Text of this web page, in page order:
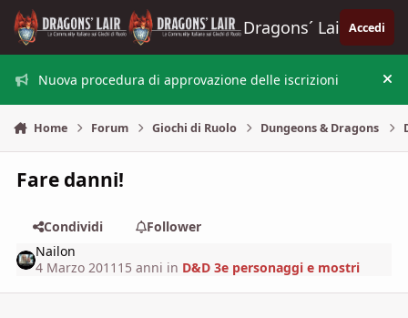
Vai al contenuto
Dragons´ Lair Accedi
Nuova procedura di approvazione delle iscrizioni
Home Forum Giochi di Ruolo Dungeons & Dragons
Fare danni!
Condividi
Follower
Nailon
4 Marzo 2011 15 anni in D&D 3e personaggi e mostri